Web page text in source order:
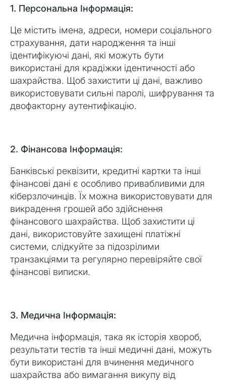
1. Персональна Інформація:
Це містить імена, адреси, номери соціального
страхування, дати народження та інші
ідентифікуючі дані, які можуть бути
використані для крадіжки ідентичності або
шахрайства. Щоб захистити ці дані, важливо
використовувати сильні паролі, шифрування та
двофакторну аутентифікацію.
2. Фінансова Інформація:
Банківські реквізити, кредитні картки та інші
фінансові дані є особливо привабливими для
кіберзлочинців. Їх можна використовувати для
викрадення грошей або здійснення
фінансового шахрайства. Щоб захистити ці
дані, використовуйте захищені платіжні
системи, слідкуйте за підозрілими
транзакціями та регулярно перевіряйте свої
фінансові виписки.
3. Медична Інформація:
Медична інформація, така як історія хвороб,
результати тестів та інші медичні дані, можуть
бути використані для вчинення медичного
шахрайства або вимагання викупу від